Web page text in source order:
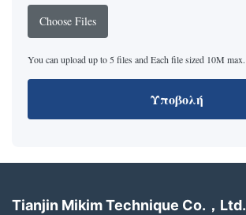
Choose Files
You can upload up to 5 files and Each file sized 10M max.
Υποβολή
Tianjin Mikim Technique Co.，Ltd.